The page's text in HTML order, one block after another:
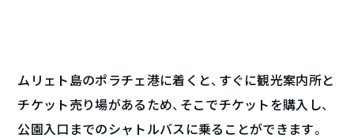
ムリェト島のポラチェ港に着くと、すぐに観光案内所と
チケット売り場があるため、そこでチケットを購入し、
公園入口までのシャトルバスに乗ることができます。